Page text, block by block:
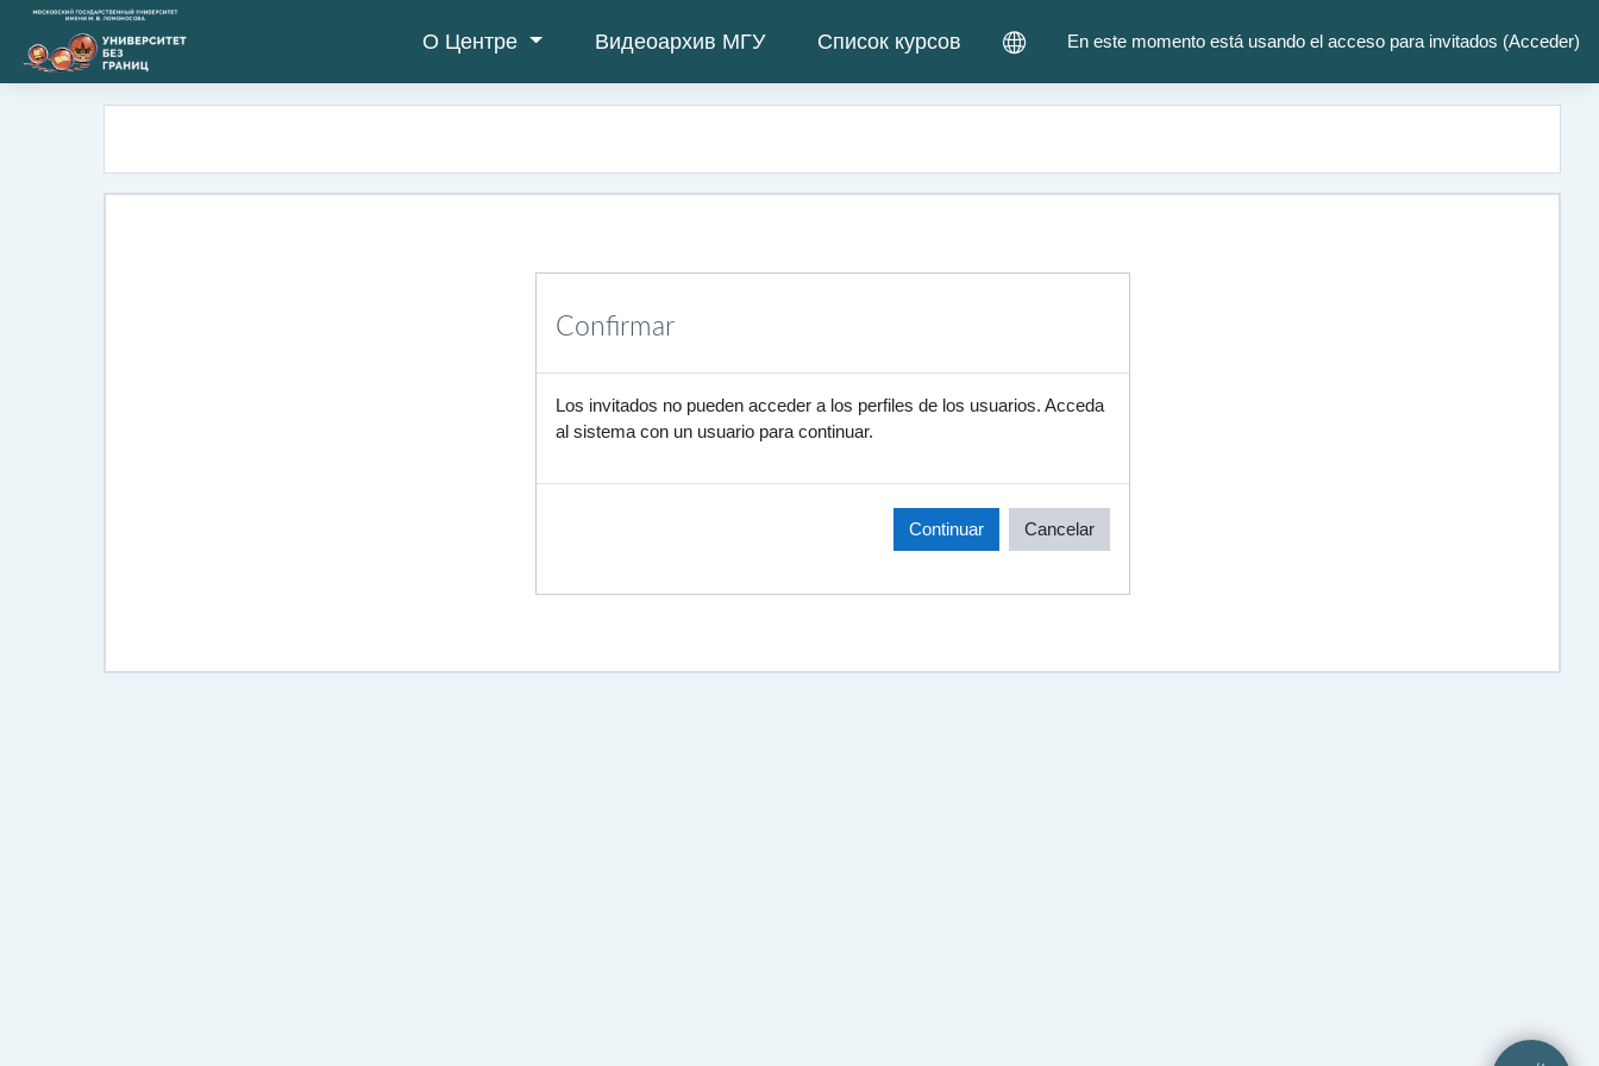
О Центре Видеоархив МГУ Список курсов En este momento está usando el acceso para invitados (Acceder)
Salta al contenido principal
Confirmar
Los invitados no pueden acceder a los perfiles de los usuarios. Acceda
al sistema con un usuario para continuar.
Continuar Cancelar